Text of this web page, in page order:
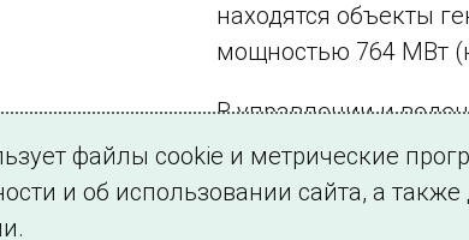
находятся объекты
мощностью 764 МВт
В управлении и
находятся 278 линии
220, 500 кВ,
файлы cookie и метрические
и об использовании сайта, а